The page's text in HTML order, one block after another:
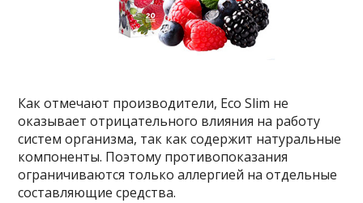
Как отмечают производители, Eco Slim не
оказывает отрицательного влияния на работу
систем организма, так как содержит натуральные
компоненты. Поэтому противопоказания
ограничиваются только аллергией на отдельные
составляющие средства.